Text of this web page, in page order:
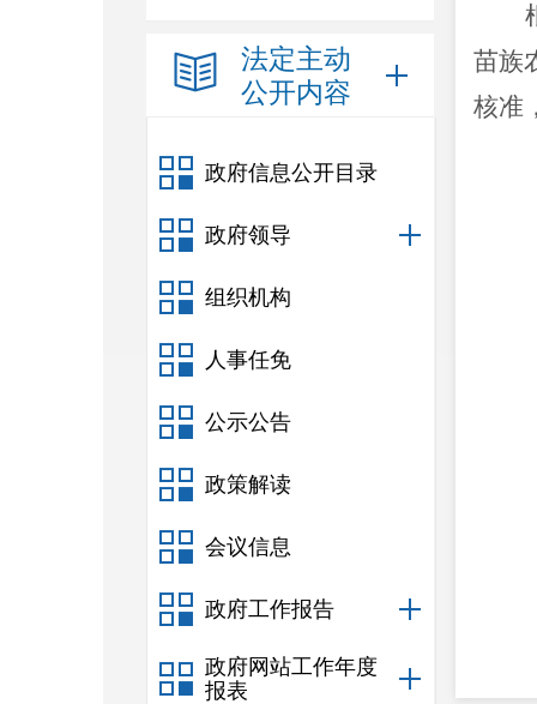
法定主动
公开内容
政府信息公开目录
政府领导
组织机构
人事任免
公示公告
政策解读
会议信息
政府工作报告
政府网站工作年度
报表
苗族
核准